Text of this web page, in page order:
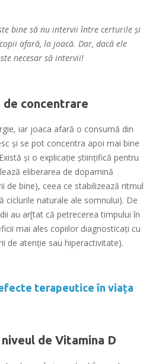
bine să nu intervii între certurile și
afară, la joacă. Dar, dacă ele
necesar să intervii!
concentrare
iar joaca afară o consumă din
şi se pot concentra apoi mai bine
și o explicație științifică pentru
eliberarea de dopamină
de bine), ceea ce stabilizează ritmul
ciclurile naturale ale somnului). De
au ar[tat că petrecerea timpului în
mai ales copiilor diagnosticați cu
de atenţie sau hiperactivitate).
terapeutice în viața
de Vitamina D